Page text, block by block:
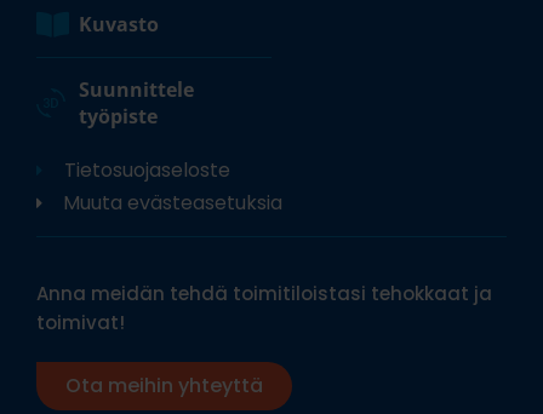
Kuvasto
Suunnittele
työpiste
Tietosuojaseloste
Muuta evästeasetuksia
Anna meidän tehdä toimitiloistasi tehokkaat ja
toimivat!
Ota meihin yhteyttä